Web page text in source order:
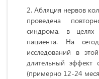
Абляция нервов
проведена
синдрома, в целях
пациента. На
исследований в
длительный эффект
(примерно 12-24